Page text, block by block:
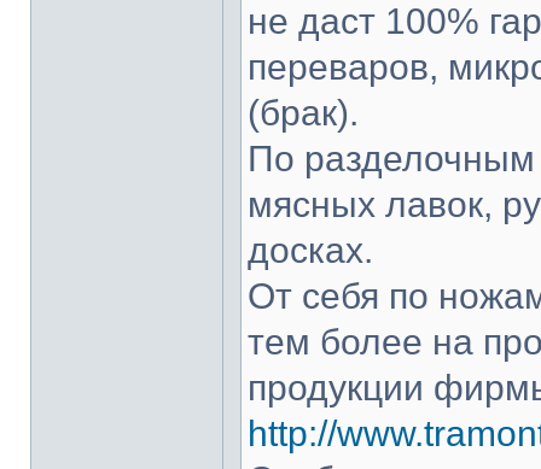
не даст 100%
переваров,
(брак).
По разделочным
мясных лавок,
досках.
От себя по
тем более на
продукции
http://